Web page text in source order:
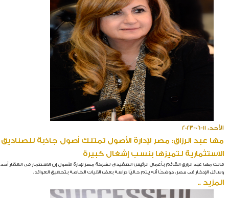
الأحد، 11-06-2023
مها عبد الرزاق: مصر لإدارة الأصول تمتلك أصول جاذبة للصناديق
الاستثمارية لتميزها بنسب إشغال كبيرة
قالت مها عبد الرازق القائم بأعمال الرئيس التنفيذى لشركة مصر لإدارة الأصول إن الاستثمار فى العقار أحد
وسائل الإدخار فى مصر، موضحًا أنه يتم حاليًا دراسة بعض الآليات الخاصة بتحقيق العوائد.
المزيد ..